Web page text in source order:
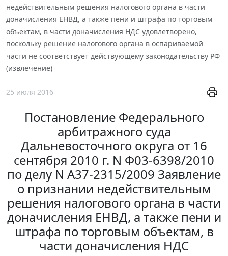
недействительным решения налогового органа в части
доначисления ЕНВД, а также пени и штрафа по торговым
объектам, в части доначисления НДС удовлетворено,
поскольку решение налогового органа в оспариваемой
части не соответствует действующему законодательству РФ
(извлечение)
25 июля 2016
Постановление Федерального
арбитражного суда
Дальневосточного округа от 16
сентября 2010 г. N Ф03-6398/2010
по делу N А37-2315/2009 Заявление
о признании недействительным
решения налогового органа в части
доначисления ЕНВД, а также пени и
штрафа по торговым объектам, в
части доначисления НДС